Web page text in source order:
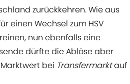
zurückkehren. Wie aus
einen Wechsel zum HSV
nun ebenfalls eine
dürfte die Ablöse aber
bei Transfermarktauf